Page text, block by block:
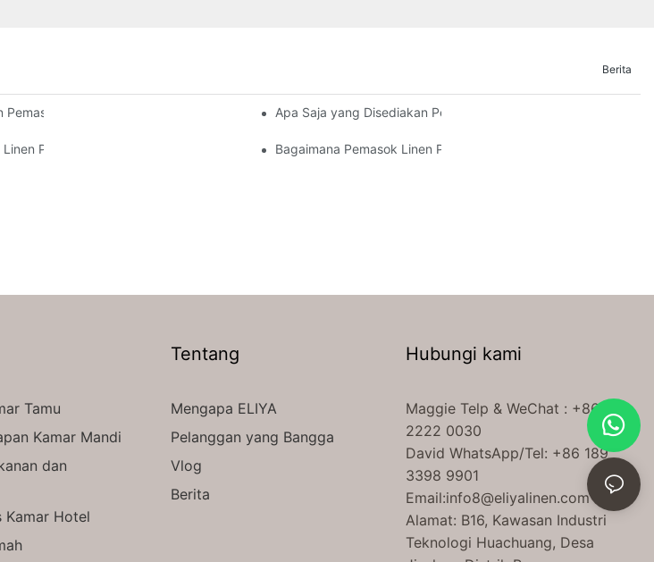
Berita
Pemasok Linen Perhotelan untuk Manajer Hotel?Apa Saja yang Disediakan Pemasok Linen Perhotelan untuk
Perhotelan Meningkatkan Operasional Hotel?Bagaimana Pemasok Linen Perhotelan Memastikan
Tamu
Kamar Mandi
dan
Kamar Hotel
Tentang
Mengapa ELIYA
Pelanggan yang Bangga
Vlog
Berita
Hubungi kami
Maggie Telp & WeChat : +86 138
2222 0030
David WhatsApp/Tel: +86 189
3398 9901
Email:info8@eliyalinen.com
Alamat: B16, Kawasan Industri
Teknologi Huachuang, Desa